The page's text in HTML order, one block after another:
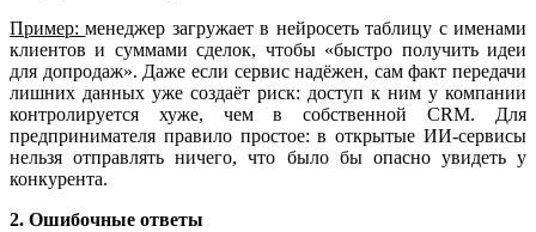
Пример:менеджер загружает в нейросеть таблицу с именами
клиентов и суммами сделок, чтобы «быстро получить идеи
для допродаж». Даже если сервис надёжен, сам факт передачи
лишних данных уже создаёт риск: доступ к ним у компании
контролируется хуже, чем в собственной CRM. Для
предпринимателя правило простое: в открытые ИИ-сервисы
нельзя отправлять ничего, что было бы опасно увидеть у
конкурента.
2. Ошибочные ответы